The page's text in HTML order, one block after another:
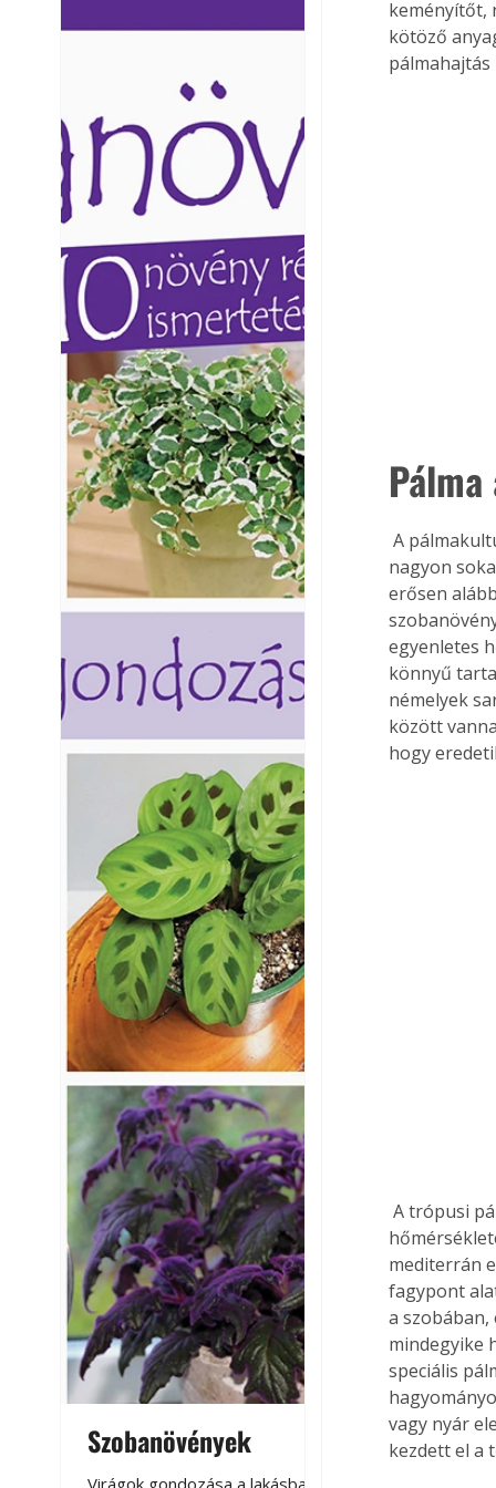
Ezermester
Laptapir kényelmes
mert: – t
Szobanövények
Virágoskert:
keményítőt,
kötöző
pálmahajtás
Pálma
A pálmakultusz hazánkban is igen változatos képet mutat: a második világháború előtt
nagyon
erősen
egyenletes
könnyű
némelyek
között
hogy
A trópusi pálmák melegházi tartást igényelnek, azaz télen-nyáron 20 °C feletti
mediterrán
fagypont
a
mindegyike
speciális
vagy nyár
kezdett el a